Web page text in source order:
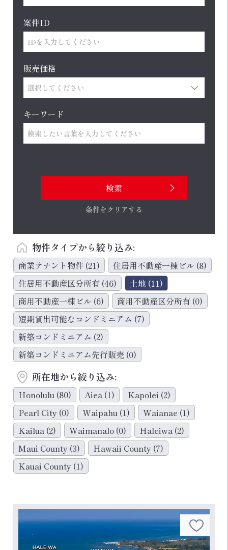
案件ID
販売価格
キーワード
条件をクリアする
物件タイプから絞り込み:
商業テナント物件 (21) 住居用不動産一棟ビル (8)
住居用不動産区分所有 (46) 土地 (11)
商用不動産一棟ビル (6) 商用不動産区分所有 (0)
短期貸出可能なコンドミニアム (7)
新築コンドミニアム (2)
新築コンドミニアム先行販売 (0)
所在地から絞り込み:
Honolulu (80) Aiea (1) Kapolei (2)
Pearl City (0) Waipahu (1) Waianae (1)
Kailua (2) Waimanalo (0) Haleiwa (2)
Maui County (3) Hawaii County (7)
Kauai County (1)